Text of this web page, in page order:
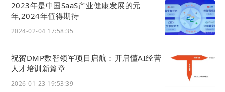
2023年是中国SaaS产业健康发展的元
年,2024年值得期待
2024-02-04 17:58:35
祝贺DMP数智领军项目启航：开启懂AI经营
人才培训新篇章
2026-01-23 19:53:39